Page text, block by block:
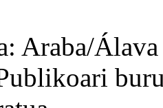
Araba/Álava